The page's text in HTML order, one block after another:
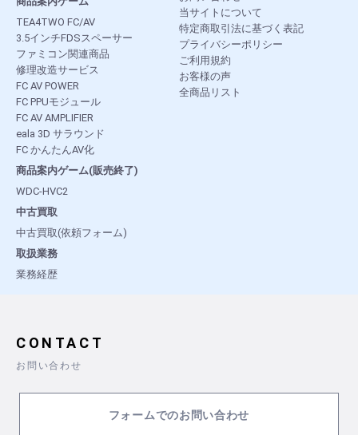
TEA4TWO FC/AV
3.5インチFDSスペーサー
ファミコン関連商品
修理改造サービス
FC AV POWER
FC PPUモジュール
FC AV AMPLIFIER
eala 3D サラウンド
FC かんたんAV化
商品案内ゲーム(販売終了)
WDC-HVC2
中古買取
中古買取(依頼フォーム)
取扱業務
業務経歴
当サイトについて
特定商取引法に基づく表記
プライバシーポリシー
ご利用規約
お客様の声
全商品リスト
CONTACT
お問い合わせ
フォームでのお問い合わせ